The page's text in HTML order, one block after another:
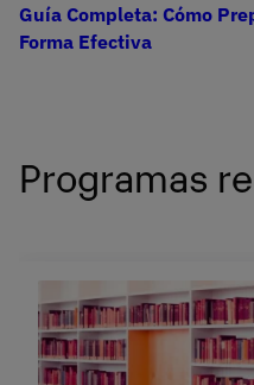
Guía Completa: Cómo
Forma Efectiva
Programas